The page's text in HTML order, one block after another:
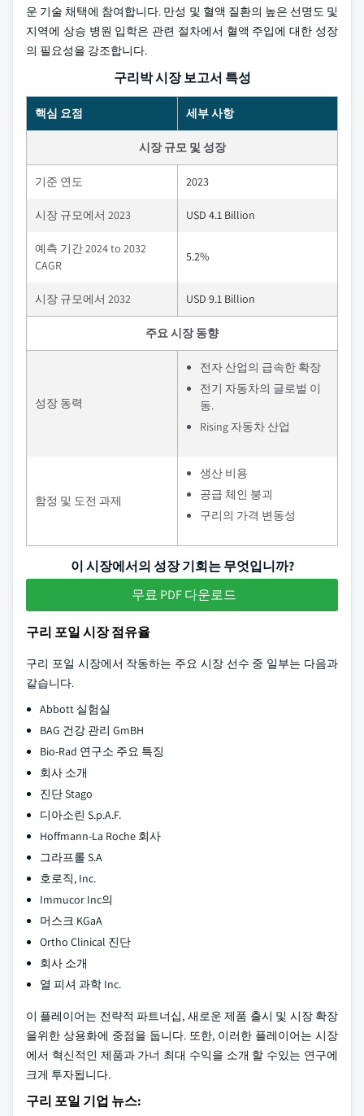
운 기술 채택에 참여합니다. 만성 및 혈액 질환의 높은 선명도 및
지역에 상승 병원 입학은 관련 절차에서 혈액 주입에 대한 성장
의 필요성을 강조합니다.
구리박 시장 보고서 특성
핵심 요점 세부 사항
시장 규모 및 성장
기준 연도 2023
시장 규모에서 2023 USD 4.1 Billion
예측 기간 2024 to 2032
CAGR
5.2%
시장 규모에서 2032 USD 9.1 Billion
주요 시장 동향
성장 동력
전자 산업의 급속한 확장
전기 자동차의 글로벌 이
동.
Rising 자동차 산업
함정 및 도전 과제
생산 비용
공급 체인 붕괴
구리의 가격 변동성
이 시장에서의 성장 기회는 무엇입니까?
무료 PDF 다운로드
구리 포일 시장 점유율
구리 포일 시장에서 작동하는 주요 시장 선수 중 일부는 다음과
같습니다.
Abbott 실험실
BAG 건강 관리 GmBH
Bio-Rad 연구소 주요 특징
회사 소개
진단 Stago
디아소린 S.p.A.F.
Hoffmann-La Roche 회사
그라프롤 S.A
호로직, Inc.
Immucor Inc의
머스크 KGaA
Ortho Clinical 진단
회사 소개
열 피셔 과학 Inc.
이 플레이어는 전략적 파트너십, 새로운 제품 출시 및 시장 확장
을위한 상용화에 중점을 둡니다. 또한, 이러한 플레이어는 시장
에서 혁신적인 제품과 가너 최대 수익을 소개 할 수있는 연구에
크게 투자됩니다.
구리 포일 기업 뉴스: